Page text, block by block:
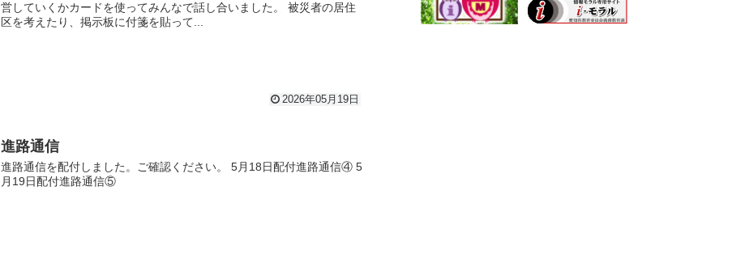
営していくかカードを使ってみんなで話し合いました。 被災者の居住
区を考えたり、掲示板に付箋を貼って...
2026年05月19日
進路通信
進路通信を配付しました。ご確認ください。 5月18日配付進路通信④ 5
月19日配付進路通信⑤